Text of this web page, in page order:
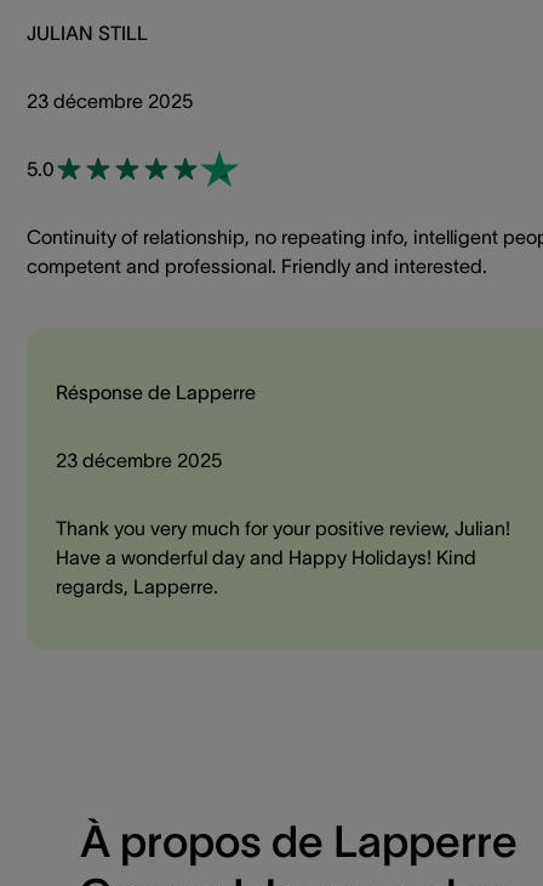
JULIAN STILL
23 décembre 2025
5.0
Continuity of relationship, no repeating info, intelligent
competent and professional. Friendly and interested.
Résponse de Lapperre
23 décembre 2025
Thank you very much for your positive review, Julian!
Have a wonderful day and Happy Holidays! Kind
regards, Lapperre.
À propos de Lapperre